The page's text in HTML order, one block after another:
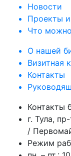
Новости
Проекты
Что можно
О нашей
Визитная
Контакты
Контакты
г. Тула,
/
Режим